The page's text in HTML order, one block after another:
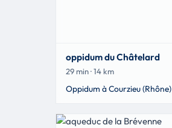
oppidum du Châtelard
29 min · 14 km
Oppidum à Courzieu (Rhône)